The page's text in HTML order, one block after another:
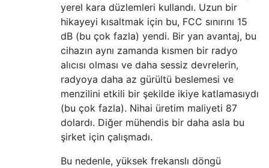
yerel kara düzlemleri kullandı. Uzun bir
hikayeyi kısaltmak için bu, FCC sınırını 15
dB (bu çok fazla) yendi. Bir yan avantaj, bu
cihazın aynı zamanda kısmen bir radyo
alıcısı olması ve daha sessiz devrelerin,
radyoya daha az gürültü beslemesi ve
menzilini etkili bir şekilde ikiye katlamasıydı
(bu çok fazla). Nihai üretim maliyeti 87
dolardı. Diğer mühendis bir daha asla bu
şirket için çalışmadı.
Bu nedenle, yüksek frekanslı döngü